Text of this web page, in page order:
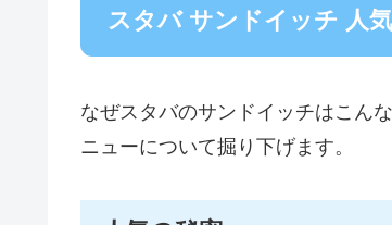
スタバ サンドイッチ 人気
なぜスタバのサンドイッチはこん
ニューについて掘り下げます。